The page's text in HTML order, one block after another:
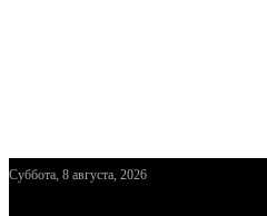
Суббота, 8 августа, 2026